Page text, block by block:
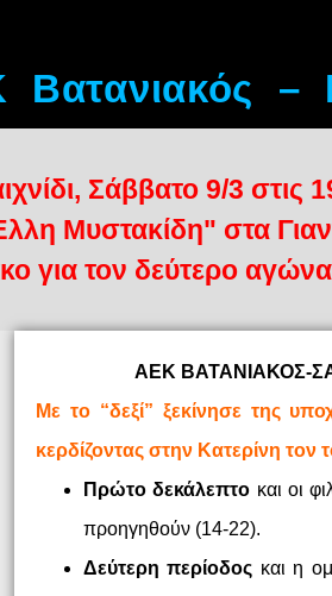
–
Σάββατο 9/3 στις
Μυστακίδη" στα
για τον δεύτερο
ΑΕΚ ΒΑΤΑΝΙΑΚΟΣ-
Με το “δεξί” ξεκίνησε της
κερδίζοντας στην Κατερίνη τον
Πρώτο δεκάλεπτο και οι
προηγηθούν (14-22).
Δεύτερη περίοδος και η